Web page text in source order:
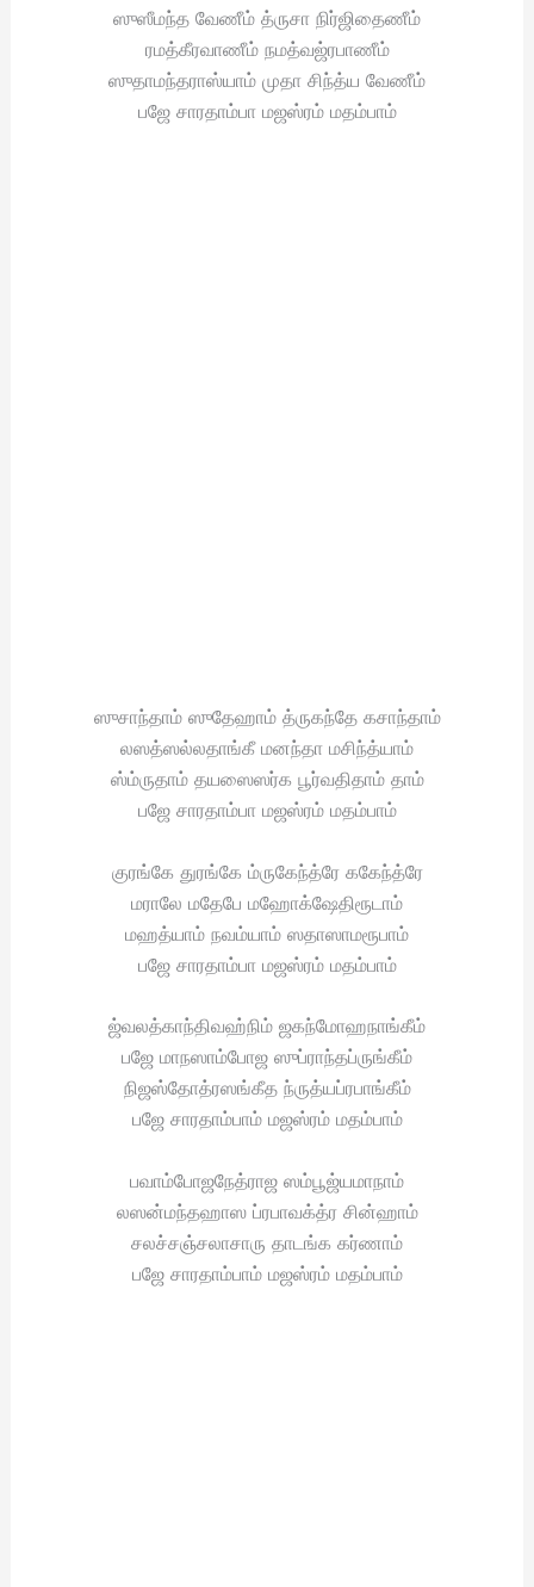
ஸுஸீமந்த வேணீம் த்ருசா நிர்ஜிதைணீம்
ரமத்கீரவாணீம் நமத்வஜ்ரபாணீம்
ஸுதாமந்தராஸ்யாம் முதா சிந்த்ய வேணீம்
பஜே சாரதாம்பா மஜஸ்ரம் மதம்பாம்
ஸுசாந்தாம் ஸுதேஹாம் த்ருகந்தே கசாந்தாம்
லஸத்ஸல்லதாங்கீ மனந்தா மசிந்த்யாம்
ஸ்ம்ருதாம் தயஸைஸர்க பூர்வதிதாம் தாம்
பஜே சாரதாம்பா மஜஸ்ரம் மதம்பாம்
குரங்கே துரங்கே ம்ருகேந்த்ரே ககேந்த்ரே
மராலே மதேபே மஹோக்ஷேதிரூடாம்
மஹத்யாம் நவம்யாம் ஸதாஸாமரூபாம்
பஜே சாரதாம்பா மஜஸ்ரம் மதம்பாம்
ஜ்வலத்காந்திவஹ்நிம் ஜகந்மோஹநாங்கீம்
பஜே மாநஸாம்போஜ ஸுப்ராந்தப்ருங்கீம்
நிஜஸ்தோத்ரஸங்கீத ந்ருத்யப்ரபாங்கீம்
பஜே சாரதாம்பாம் மஜஸ்ரம் மதம்பாம்
பவாம்போஜநேத்ராஜ ஸம்பூஜ்யமாநாம்
லஸன்மந்தஹாஸ ப்ரபாவக்த்ர சின்ஹாம்
சலச்சஞ்சலாசாரு தாடங்க கர்ணாம்
பஜே சாரதாம்பாம் மஜஸ்ரம் மதம்பாம்